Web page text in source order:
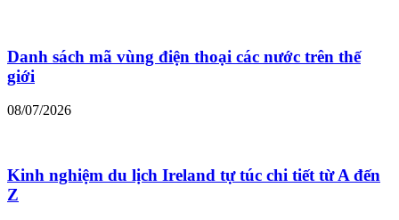
Danh sách mã vùng điện thoại các nước trên thế
giới
08/07/2026
Kinh nghiệm du lịch Ireland tự túc chi tiết từ A đến
Z